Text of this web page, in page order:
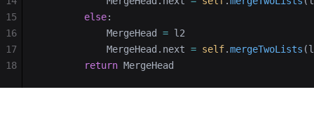
        else
:
            MergeHead
= l2
            MergeHead.next
= self.mergeTwoLists
        return
MergeHead
15
16
17
18